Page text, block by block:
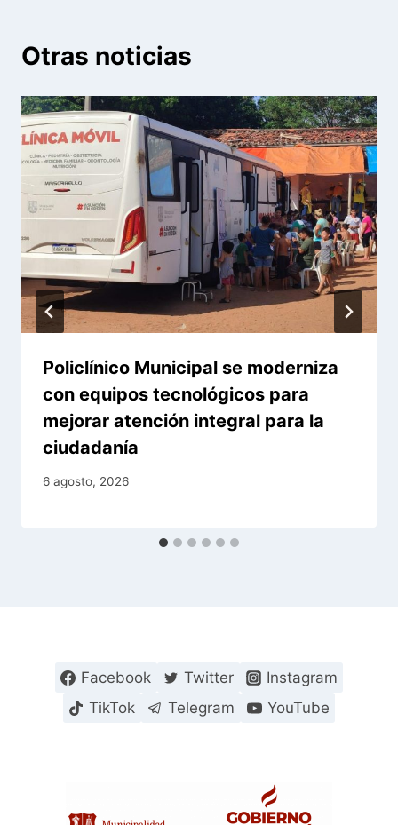
Otras noticias
Policlínico Municipal se moderniza
con equipos tecnológicos para
mejorar atención integral para la
ciudadanía
6 agosto, 2026
Facebook Twitter
Instagram
TikTok
Telegram YouTube